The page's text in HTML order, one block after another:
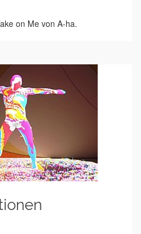
on Me von A-ha.